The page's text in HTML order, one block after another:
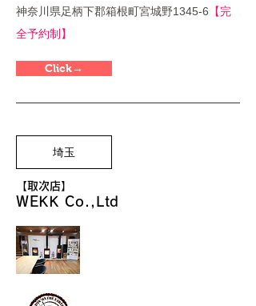
神奈川県足柄下郡箱根町宮城野1345-6 【完
全予約制】
Click→
埼玉
【取次店】
WEKK Co.,Ltd